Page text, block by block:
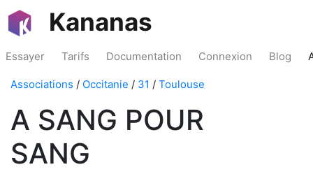
Kananas
Essayer Tarifs Documentation Connexion Blog
Associations / Occitanie / 31 / Toulouse
A SANG POUR
SANG